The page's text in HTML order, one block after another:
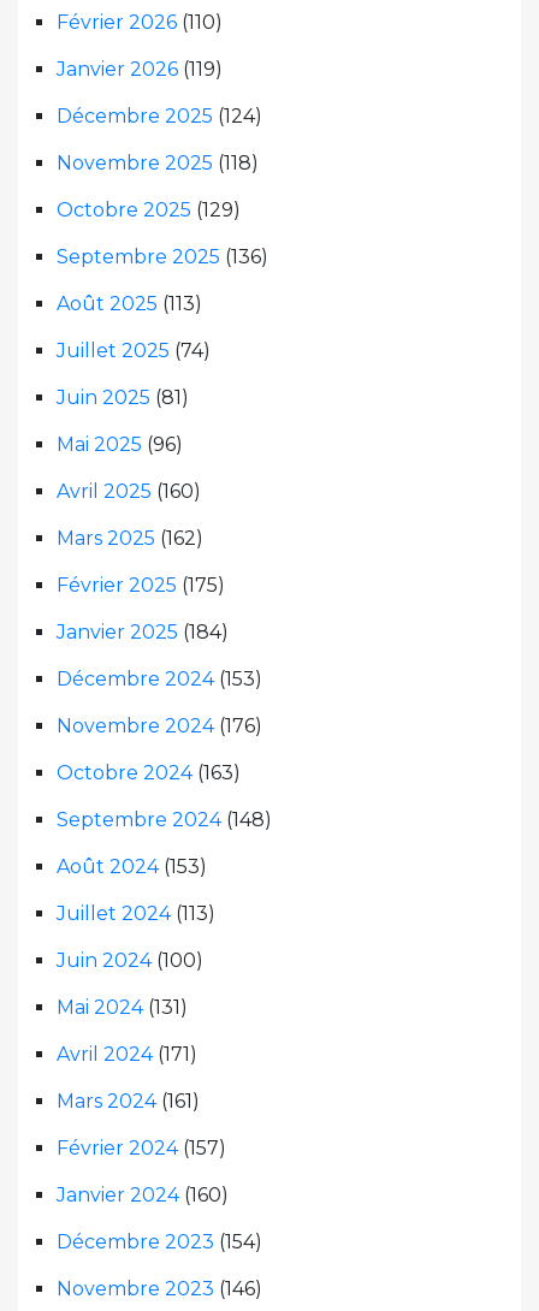
Février 2026 (110)
Janvier 2026 (119)
Décembre 2025 (124)
Novembre 2025 (118)
Octobre 2025 (129)
Septembre 2025 (136)
Août 2025 (113)
Juillet 2025 (74)
Juin 2025 (81)
Mai 2025 (96)
Avril 2025 (160)
Mars 2025 (162)
Février 2025 (175)
Janvier 2025 (184)
Décembre 2024(153)
Novembre 2024(176)
Octobre 2024(163)
Septembre 2024(148)
Août 2024(153)
Juillet 2024(113)
Juin 2024(100)
Mai 2024(131)
Avril 2024(171)
Mars 2024(161)
Février 2024(157)
Janvier 2024(160)
Décembre 2023 (154)
Novembre 2023 (146)